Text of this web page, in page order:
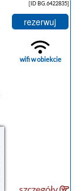
[ID BG.6422835]
rezerwuj
wifi w obiekcie